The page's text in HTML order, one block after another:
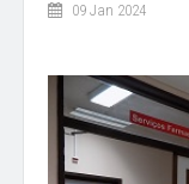
09 Jan 2024